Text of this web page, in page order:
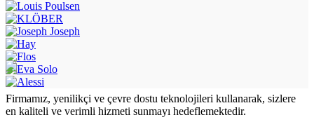
Firmamız, yenilikçi ve çevre dostu teknolojileri kullanarak, sizlere
en kaliteli ve verimli hizmeti sunmayı hedeflemektedir.